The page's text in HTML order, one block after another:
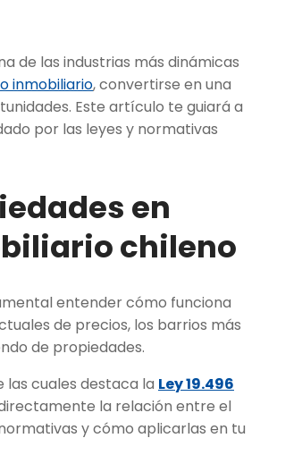
de las industrias más dinámicas
inmobiliario, convertirse en una
Este artículo te guiará a
por las leyes y normativas
en
chileno
entender cómo funciona
de precios, los barrios más
de propiedades.
las cuales destaca la Ley 19.496
la relación entre el
y cómo aplicarlas en tu